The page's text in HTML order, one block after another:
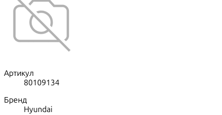
Артикул
80109134
Бренд
Hyundai